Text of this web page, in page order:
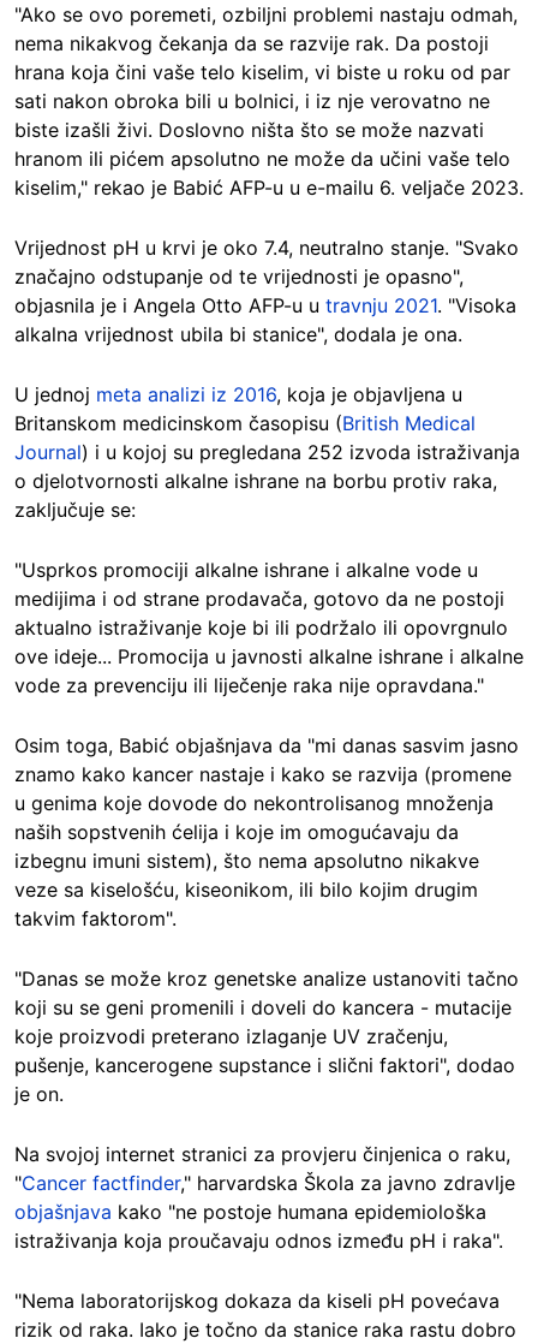
"Ako se ovo poremeti, ozbiljni problemi nastaju odmah,
nema nikakvog čekanja da se razvije rak. Da postoji
hrana koja čini vaše telo kiselim, vi biste u roku od par
sati nakon obroka bili u bolnici, i iz nje verovatno ne
biste izašli živi. Doslovno ništa što se može nazvati
hranom ili pićem apsolutno ne može da učini vaše telo
kiselim," rekao je Babić AFP-u u e-mailu 6. veljače 2023.
Vrijednost pH u krvi je oko 7.4, neutralno stanje. "Svako
značajno odstupanje od te vrijednosti je opasno",
objasnila je i Angela Otto AFP-u u travnju 2021. "Visoka
alkalna vrijednost ubila bi stanice", dodala je ona.
U jednoj meta analizi iz 2016, koja je objavljena u
Britanskom medicinskom časopisu (British Medical
Journal) i u kojoj su pregledana 252 izvoda istraživanja
o djelotvornosti alkalne ishrane na borbu protiv raka,
zaključuje se:
"Usprkos promociji alkalne ishrane i alkalne vode u
medijima i od strane prodavača, gotovo da ne postoji
aktualno istraživanje koje bi ili podržalo ili opovrgnulo
ove ideje... Promocija u javnosti alkalne ishrane i alkalne
vode za prevenciju ili liječenje raka nije opravdana."
Osim toga, Babić objašnjava da "mi danas sasvim jasno
znamo kako kancer nastaje i kako se razvija (promene
u genima koje dovode do nekontrolisanog množenja
naših sopstvenih ćelija i koje im omogućavaju da
izbegnu imuni sistem), što nema apsolutno nikakve
veze sa kiselošću, kiseonikom, ili bilo kojim drugim
takvim faktorom".
"Danas se može kroz genetske analize ustanoviti tačno
koji su se geni promenili i doveli do kancera - mutacije
koje proizvodi preterano izlaganje UV zračenju,
pušenje, kancerogene supstance i slični faktori", dodao
je on.
Na svojoj internet stranici za provjeru činjenica o raku,
"Cancer factfinder," harvardska Škola za javno zdravlje
objašnjava kako "ne postoje humana epidemiološka
istraživanja koja proučavaju odnos između pH i raka".
"Nema laboratorijskog dokaza da kiseli pH povećava
rizik od raka. Iako je točno da stanice raka rastu dobro